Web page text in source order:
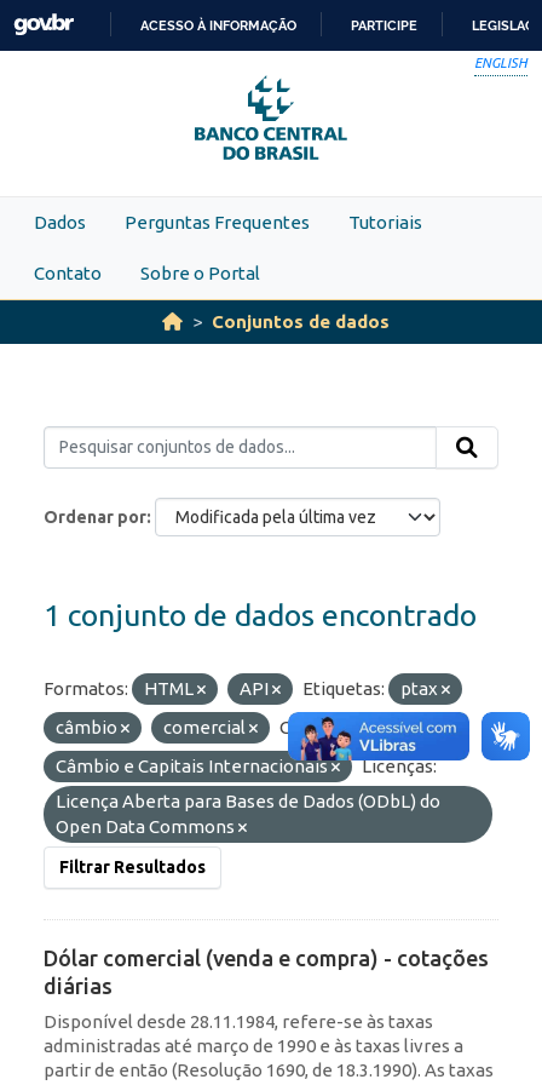
Skip to main content
PARA
O
CONTEÚDO
ACESSO À INFORMAÇÃO PARTICIPE
ENGLISH
Dados Perguntas Frequentes Tutoriais
Contato Sobre o Portal
Conjuntos de dados
Ordenar por
1 conjunto de dados encontrado
Formatos: HTML API Etiquetas:
ptax
câmbio
comercial
Grupos:
Câmbio e Capitais Internacionais
Licenças:
Licença Aberta para Bases de Dados (ODbL) do
Open Data Commons
Filtrar Resultados
Dólar comercial (venda e compra) - cotações
diárias
Disponível desde 28.11.1984, refere-se às taxas
administradas até março de 1990 e às taxas livres a
partir de então (Resolução 1690, de 18.3.1990). As taxas